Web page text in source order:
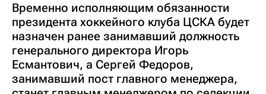
Временно исполняющим обязанности
президента хоккейного клуба ЦСКА будет
назначен ранее занимавший должность
генерального директора Игорь
Есмантович, а Сергей Федоров,
занимавший пост главного менеджера,